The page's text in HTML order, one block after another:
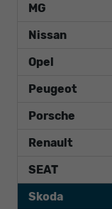
MG
Nissan
Opel
Peugeot
Porsche
Renault
SEAT
Skoda